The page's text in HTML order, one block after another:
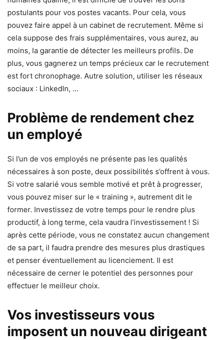
postulants pour vos postes vacants. Pour cela, vous
pouvez faire appel à un cabinet de recrutement. Même si
cela suppose des frais supplémentaires, vous aurez, au
moins, la garantie de détecter les meilleurs profils. De
plus, vous gagnerez un temps précieux car le recrutement
est fort chronophage. Autre solution, utiliser les réseaux
sociaux : LinkedIn, …
Problème de rendement chez
un employé
Si l’un de vos employés ne présente pas les qualités
nécessaires à son poste, deux possibilités s’offrent à vous.
Si votre salarié vous semble motivé et prêt à progresser,
vous pouvez miser sur le « training », autrement dit le
former. Investissez de votre temps pour le rendre plus
productif, à long terme, cela vaudra l’investissement ! Si
après cette période, vous ne constatez aucun changement
de sa part, il faudra prendre des mesures plus drastiques
et penser éventuellement au licenciement. Il est
nécessaire de cerner le potentiel des personnes pour
effectuer le meilleur choix.
Vos investisseurs vous
imposent un nouveau dirigeant